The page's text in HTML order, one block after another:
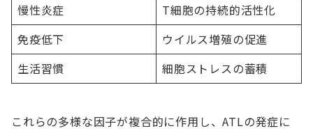
慢性炎症
T細胞の持続的活性化
免疫低下
ウイルス増殖の促進
生活習慣
細胞ストレスの蓄積
これらの多様な因子が複合的に作用し、ATLの発症に